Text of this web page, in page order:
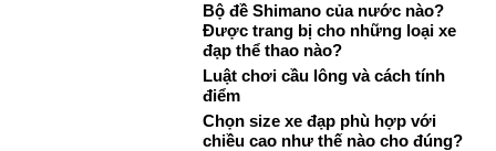
Bộ đề Shimano của nước nào?
Được trang bị cho những loại xe
đạp thể thao nào?
Luật chơi cầu lông và cách tính
điểm
Chọn size xe đạp phù hợp với
chiều cao như thế nào cho đúng?